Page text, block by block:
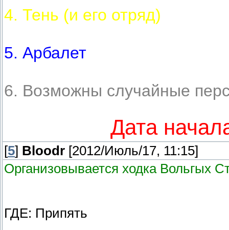
4. Тень (и его отряд)
5. Арбалет
6. Возможны случайные
Дата
[5] Bloodr [2012/Июль/17, 11:15]
Организовывается ходка Вольгых
ГДЕ: Припять